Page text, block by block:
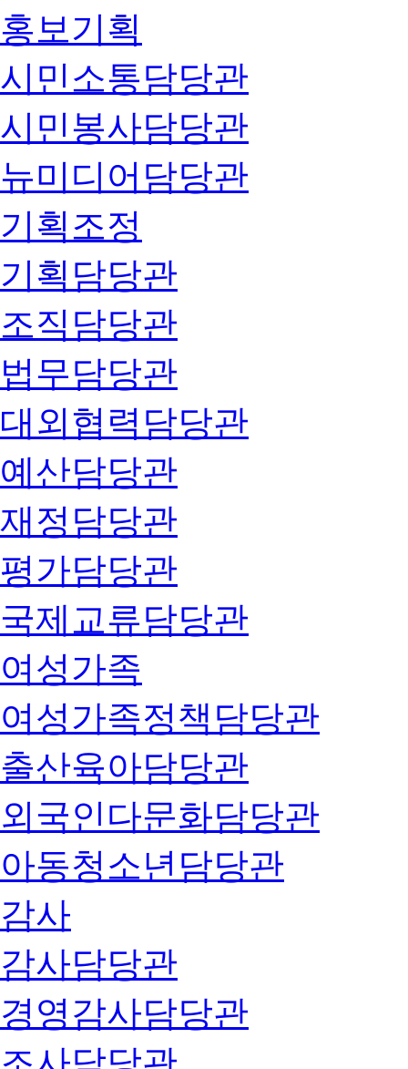
홍보기획
시민소통담당관
시민봉사담당관
뉴미디어담당관
기획조정
기획담당관
조직담당관
법무담당관
대외협력담당관
예산담당관
재정담당관
평가담당관
국제교류담당관
여성가족
여성가족정책담당관
출산육아담당관
외국인다문화담당관
아동청소년담당관
감사
감사담당관
경영감사담당관